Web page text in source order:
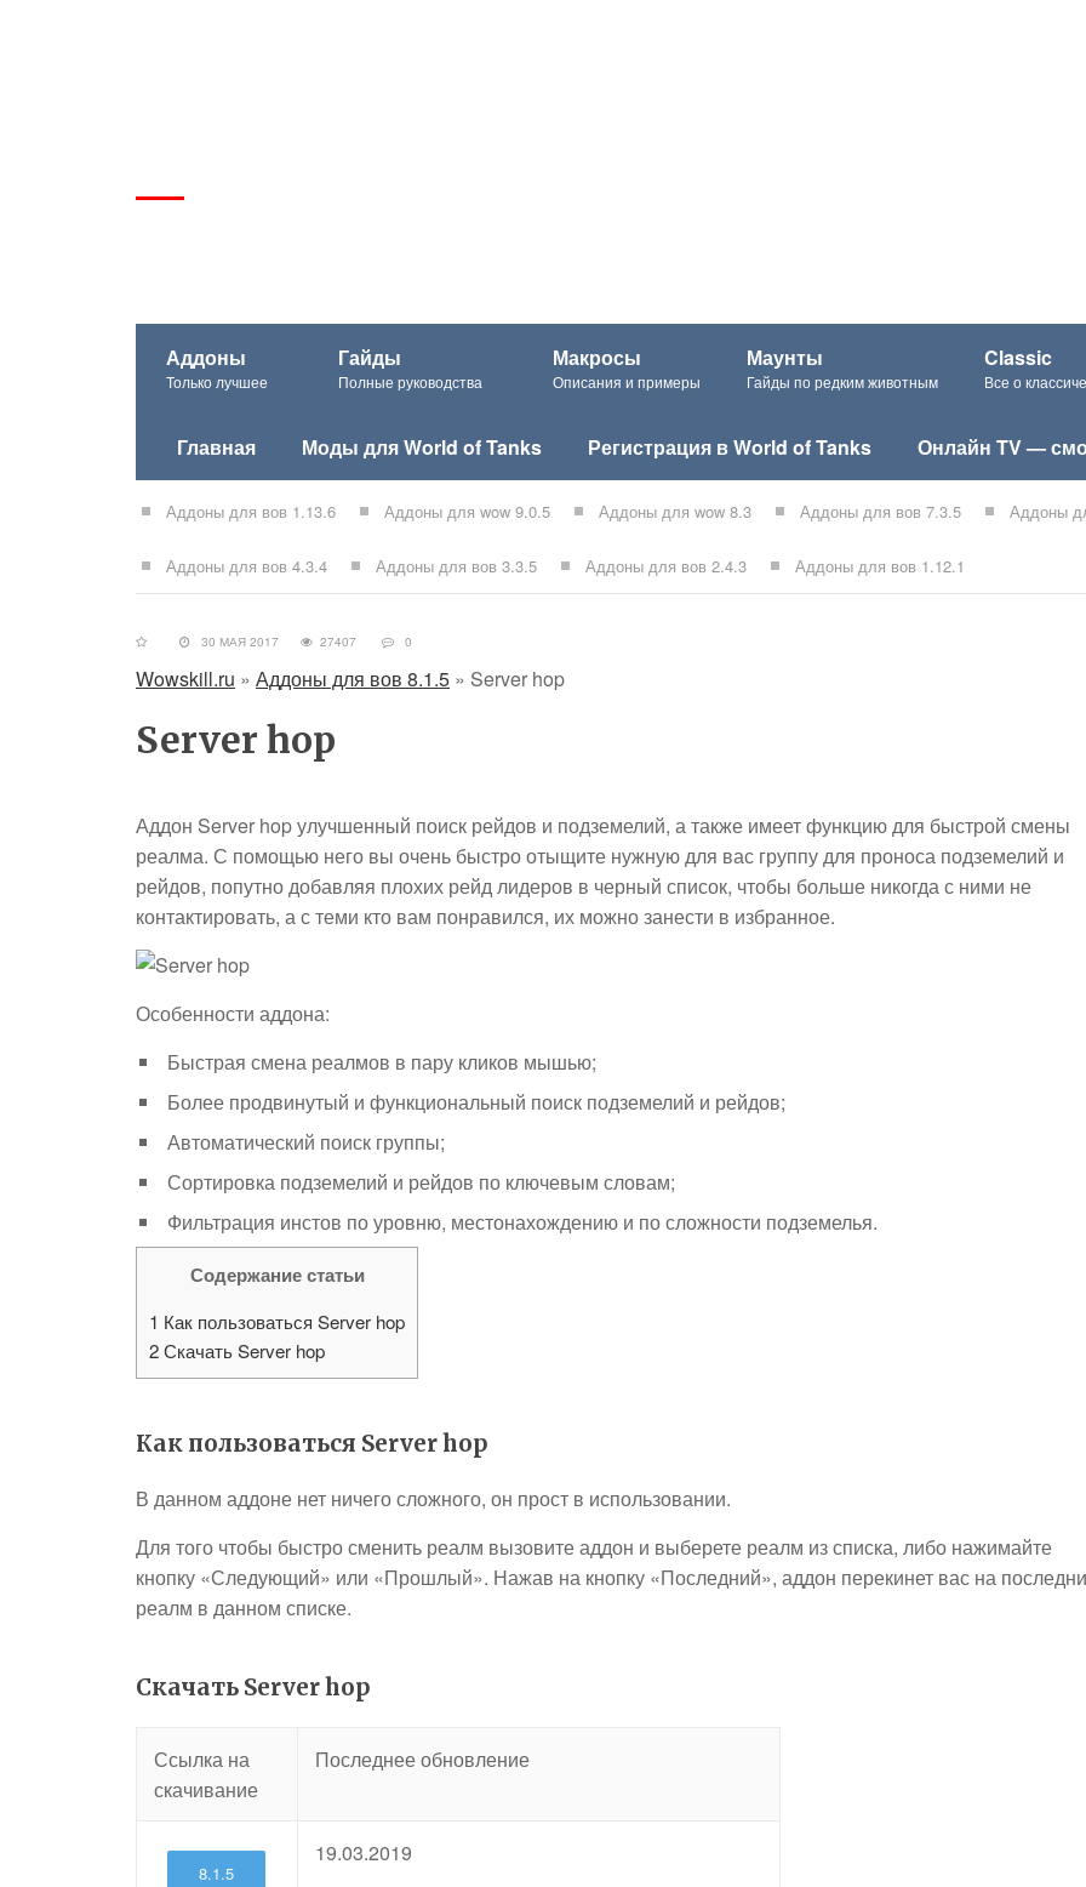
Аддоны
Только лучшее
Гайды
Полные руководства
Макросы
Описания и примеры
Маунты
Гайды по редким животным
Classic
Все о
Главная Моды для World of Tanks Регистрация в World of Tanks Онлайн TV —
Аддоны для вов 1.13.6 Аддоны для wow 9.0.5 Аддоны для wow 8.3 Аддоны для вов 7.3.5 Аддоны
Аддоны для вов 4.3.4 Аддоны для вов 3.3.5 Аддоны для вов 2.4.3 Аддоны для вов 1.12.1
30 МАЯ 2017 27407 0
Wowskill.ru » Аддоны для вов 8.1.5 » Server hop
Server hop
Аддон Server hop улучшенный поиск рейдов и подземелий, а также имеет функцию для быстрой смены
реалма. С помощью него вы очень быстро отыщите нужную для вас группу для проноса подземелий и
рейдов, попутно добавляя плохих рейд лидеров в черный список, чтобы больше никогда с ними не
контактировать, а с теми кто вам понравился, их можно занести в избранное.
Особенности аддона:
Быстрая смена реалмов в пару кликов мышью;
Более продвинутый и функциональный поиск подземелий и рейдов;
Автоматический поиск группы;
Сортировка подземелий и рейдов по ключевым словам;
Фильтрация инстов по уровню, местонахождению и по сложности подземелья.
Содержание статьи
1 Как пользоваться Server hop
2Скачать Server hop
Как пользоваться Server hop
В данном аддоне нет ничего сложного, он прост в использовании.
Для того чтобы быстро сменить реалм вызовите аддон и выберете реалм из списка, либо нажимайте
кнопку «Следующий» или «Прошлый». Нажав на кнопку «Последний», аддон перекинет вас на
реалм в данном списке.
Скачать Server hop
Ссылка на
скачивание
Последнее обновление
8.1.5
19.03.2019